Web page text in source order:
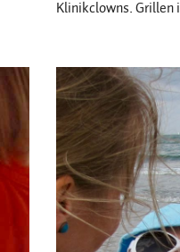
Klinikclowns. Grillen